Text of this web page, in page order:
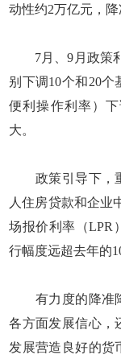
动性约2万亿元，降
7月、9月政策利
别下调10个和20
便利操作利率）
大。
政策引导下，重
人住房贷款和企业
场报价利率（LPR
行幅度远超去年的
有力度的降准降
各方面发展信心，
发展营造良好的货